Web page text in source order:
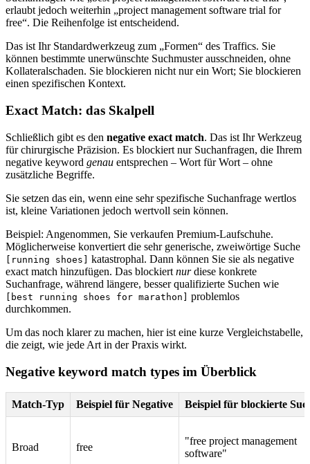
erlaubt jedoch weiterhin „project management software trial for
free“. Die Reihenfolge ist entscheidend.
Das ist Ihr Standardwerkzeug zum „Formen“ des Traffics. Sie
können bestimmte unerwünschte Suchmuster ausschneiden, ohne
Kollateralschaden. Sie blockieren nicht nur ein Wort; Sie blockieren
einen spezifischen Kontext.
Exact Match: das Skalpell
Schließlich gibt es den negative exact match. Das ist Ihr Werkzeug
für chirurgische Präzision. Es blockiert nur Suchanfragen, die Ihrem
negative keyword genau entsprechen – Wort für Wort – ohne
zusätzliche Begriffe.
Sie setzen das ein, wenn eine sehr spezifische Suchanfrage wertlos
ist, kleine Variationen jedoch wertvoll sein können.
Beispiel: Angenommen, Sie verkaufen Premium-Laufschuhe.
Möglicherweise konvertiert die sehr generische, zweiwörtige Suche
[running shoes]
katastrophal. Dann können Sie sie als negative
exact match hinzufügen. Das blockiert nurdiese konkrete
Suchanfrage, während längere, besser qualifizierte Suchen wie
[best running shoes for marathon]
problemlos
durchkommen.
Um das noch klarer zu machen, hier ist eine kurze Vergleichstabelle,
die zeigt, wie jede Art in der Praxis wirkt.
Negative keyword match types im Überblick
Match-Typ Beispiel für Negative Beispiel für blockierte
Broad free
"free project management
software"